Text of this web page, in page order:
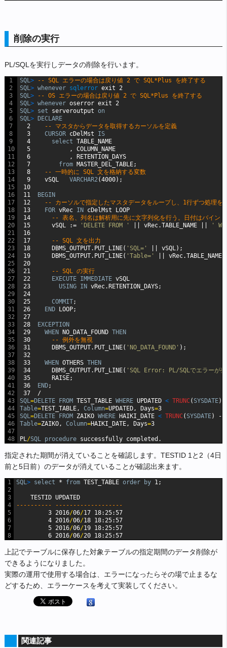
削除の実行
PL/SQLを実行しデータの削除を行います。
1
2
3
4
5
6
7
8
9
10
11
12
13
14
15
16
17
18
19
20
21
22
23
24
25
26
27
28
29
30
31
32
33
34
35
36
37
38
39
40
41
42
43
44
45
46
47
48
SQL>
-- SQL エラーの場合は戻り値 2 で SQL*Plus を終了する
SQL> whenever sqlerror exit
2
SQL>
-- OS エラーの場合は戻り値 2 で SQL*Plus を終了する
SQL> whenever oserror exit
2
SQL> set serveroutput on
SQL>
DECLARE
2
-- マスタからデータを取得するカーソルを定義
3
CURSOR cDelMst
IS
4
select TABLE_NAME
5
,
COLUMN_NAME
6
,
RETENTION_DAYS
7
from MASTER_DEL_TABLE;
8
-- 一時的に SQL 文を格納する変数
9
vSQL VARCHAR2(4000);
10
11
BEGIN
12
-- カーソルで指定したマスタデータをループし、1行ずつ処理を
13
FOR vRec IN cDelMst
LOOP
14
-- 表名、列名は解析用に先に文字列化を行う。日付はバイン
15
vSQL := 'DELETE FROM ' vRec.TABLE_NAME
'
16
17
-- SQL 文を出力
18
DBMS_OUTPUT.PUT_LINE( 'SQL='
vSQL);
19
DBMS_OUTPUT.PUT_LINE( 'Table=' vRec.TABLE_NAME
20
21
-- SQL の実行
22
EXECUTE IMMEDIATE vSQL
23
USING IN vRec.RETENTION_DAYS;
24
25
COMMIT;
26
END
LOOP;
27
28
EXCEPTION
29
WHEN NO_DATA_FOUND THEN
30
-- 例外を無視
31
DBMS_OUTPUT.PUT_LINE( 'NO_DATA_FOUND' );
32
33
WHEN OTHERS THEN
34
DBMS_OUTPUT.PUT_LINE( 'SQL Error: PL/SQLでエラーが
35
RAISE;
36
END;
37
/
SQL=DELETE FROM TEST_TABLE WHERE UPDATED < TRUNC( SYSDATE)
Table=TEST_TABLE, Column=UPDATED, Days=3
SQL=DELETE FROM ZAIKO WHERE HAIKI_DATE < TRUNC( SYSDATE) -
Table=ZAIKO, Column=HAIKI_DATE, Days=3
PL/SQL procedure successfully completed.
指定された期間が消えていることを確認します。TESTID 1と2（4日
前と5日前）のデータが消えていることが確認出来ます。
1
2
3
4
5
6
7
8
SQL> select * from TEST_TABLE order by 1;
TESTID UPDATED
---------- -------------------
3 2016/06/17 18:25:57
4 2016/06/18 18:25:57
5 2016/06/19 18:25:57
6 2016/06/20 18:25:57
上記でテーブルに保存した対象テーブルの指定期間のデータ削除が
できるようになりました。
実際の運用で使用する場合は、エラーになったらその場で止まるな
どするため、エラーケースを考えて実装してください。
関連記事